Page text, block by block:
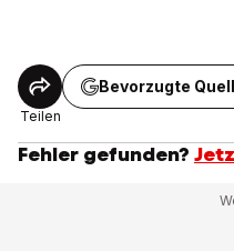
Teilen
Bevorzugte
Fehler gefunden?